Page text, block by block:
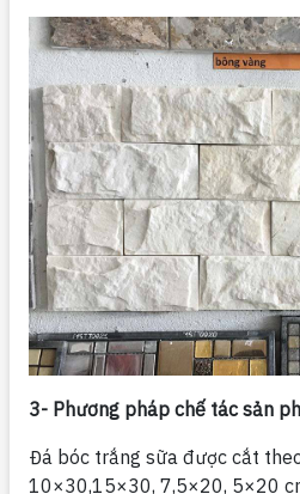
3- Phương pháp chế tác sản
Đá bóc trắng sữa được cắt
10×30,15×30, 7,5×20, 5×20